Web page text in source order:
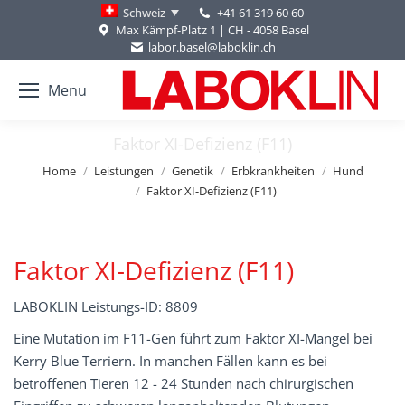
Schweiz
+41 61 319 60 60
Max Kämpf-Platz 1 | CH - 4058 Basel
labor.basel@laboklin.ch
Menu
Faktor XI-Defizienz (F11)
You are here:
Home Leistungen Genetik Erbkrankheiten
Hund
Faktor XI-Defizienz (F11)
Faktor XI-Defizienz (F11)
LABOKLIN Leistungs-ID: 8809
Eine Mutation im F11-Gen führt zum Faktor XI-Mangel bei
Kerry Blue Terriern. In manchen Fällen kann es bei
betroffenen Tieren 12 - 24 Stunden nach chirurgischen